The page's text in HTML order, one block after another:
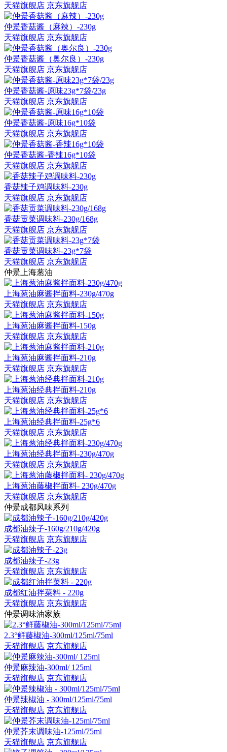
天猫旗舰店 京东旗舰店
仲景香菇酱（麻辣）-230g
天猫旗舰店 京东旗舰店
仲景香菇酱（奥尔良）-230g
天猫旗舰店 京东旗舰店
仲景香菇酱-原味23g*7袋/23g
天猫旗舰店 京东旗舰店
仲景香菇酱-原味16g*10袋
天猫旗舰店 京东旗舰店
仲景香菇酱-香辣16g*10袋
天猫旗舰店 京东旗舰店
香菇辣子鸡调味料-230g
天猫旗舰店 京东旗舰店
香菇贡菜调味料-230g/168g
天猫旗舰店 京东旗舰店
香菇贡菜调味料-23g*7袋
天猫旗舰店 京东旗舰店
仲景上海葱油
上海葱油麻酱拌面料-230g/470g
天猫旗舰店 京东旗舰店
上海葱油麻酱拌面料-150g
天猫旗舰店 京东旗舰店
上海葱油麻酱拌面料-210g
天猫旗舰店 京东旗舰店
上海葱油经典拌面料-210g
天猫旗舰店 京东旗舰店
上海葱油经典拌面料-25g*6
天猫旗舰店 京东旗舰店
上海葱油经典拌面料-230g/470g
天猫旗舰店 京东旗舰店
上海葱油藤椒拌面料- 230g/470g
天猫旗舰店 京东旗舰店
仲景成都风味系列
成都油辣子-160g/210g/420g
天猫旗舰店 京东旗舰店
成都油辣子-23g
天猫旗舰店 京东旗舰店
成都红油拌菜料 - 220g
天猫旗舰店 京东旗舰店
仲景调味油家族
2.3°鲜藤椒油-300ml/125ml/75ml
天猫旗舰店 京东旗舰店
仲景麻辣油-300ml/ 125ml
天猫旗舰店 京东旗舰店
仲景辣椒油 - 300ml/125ml/75ml
天猫旗舰店 京东旗舰店
仲景芥末调味油-125ml/75ml
天猫旗舰店 京东旗舰店